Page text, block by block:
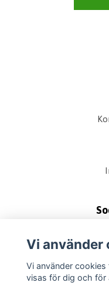
Vi använder
Vi använder
visas för dig och för